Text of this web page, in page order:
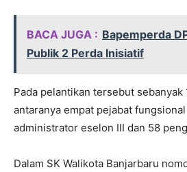
BACA JUGA : Bapemperda
Publik 2 Perda Inisiatif
Pada pelantikan tersebut sebanyak
antaranya empat pejabat
administrator eselon III dan 58
Dalam SK Walikota Banjarbaru